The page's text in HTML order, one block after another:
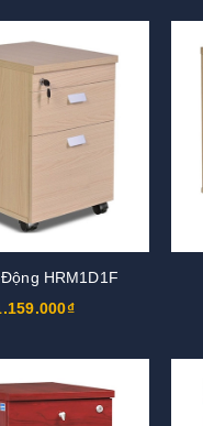
HRM1D1F